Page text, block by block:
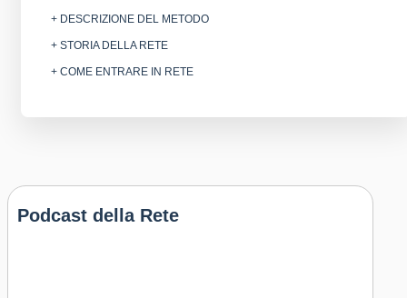
+ DESCRIZIONE DEL METODO
+ STORIA DELLA RETE
+ COME ENTRARE IN RETE
Podcast della Rete